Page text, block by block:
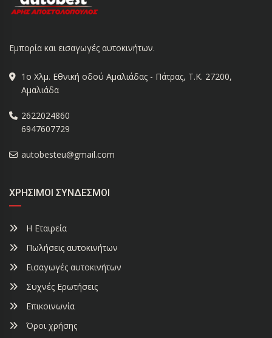
Εμπορία και εισαγωγές αυτοκινήτων.
1ο Χλμ. Εθνική οδού Αμαλιάδας - Πάτρας, Τ.Κ. 27200,
Αμαλιάδα
2622024860
6947607729
autobesteu@gmail.com
ΧΡΉΣΙΜΟΙ ΣΎΝΔΕΣΜΟΙ
Η Εταιρεία
Πωλήσεις αυτοκινήτων
Εισαγωγές αυτοκινήτων
Συχνές Ερωτήσεις
Επικοινωνία
Όροι χρήσης